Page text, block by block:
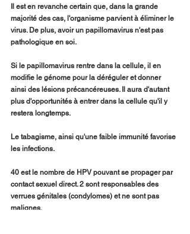
Il est en revanche certain que, dans la grande
majorité des cas, l'organisme parvient à éliminer le
virus. De plus, avoir un papillomavirus n'est pas
pathologique en soi.
Si le papillomavirus rentre dans la cellule, il en
modifie le génome pour la déréguler et donner
ainsi des lésions précancéreuses. Il aura d'autant
plus d'opportunités à entrer dans la cellule qu'il y
restera longtemps.
Le tabagisme, ainsi qu'une faible immunité favorise
les infections.
40 est le nombre de HPV pouvant se propager par
contact sexuel direct. 2 sont responsables des
verrues génitales (condylomes) et ne sont pas
malignes.